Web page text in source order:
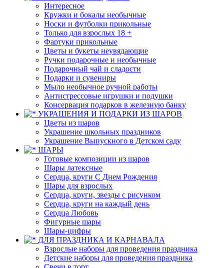
Интересное
Кружки и бокалы необычные
Носки и футболки прикольные
Только для взрослых 18 +
Фартуки прикольные
Цветы и букеты неувядающие
Ручки подарочные и необычные
Подарочный чай и сладости
Подарки и сувениры
Мыло необычное ручной работы
Антистрессовые игрушки и подушки
Консервация подарков в железную банку
УКРАШЕНИЯ И ПОДАРКИ ИЗ ШАРОВ
Цветы из шаров
Украшение школьных праздников
Украшение Выпускного в Детском саду
ШАРЫ
Готовые композиции из шаров
Шары латексные
Сердца, круги С Днем Рождения
Шары для взрослых
Сердца, круги, звезды с рисунком
Сердца, круги на каждый день
Сердца Любовь
Фигурные шары
Шары-цифры
ДЛЯ ПРАЗДНИКА И КАРНАВАЛА
Взрослые наборы для проведения праздника
Детские наборы для проведения праздника